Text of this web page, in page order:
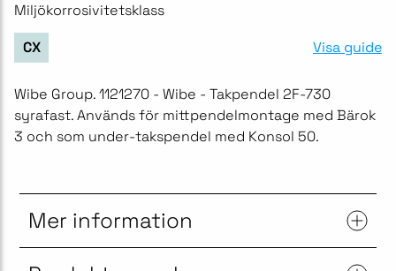
Miljökorrosivitetsklass
CX Visa guide
Wibe Group. 1121270 - Wibe - Takpendel 2F-730
syrafast. Används för mittpendelmontage med Bärok
3 och som under-takspendel med Konsol 50.
Mer information